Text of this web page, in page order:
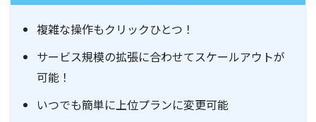
複雑な操作もクリックひとつ！
サービス規模の拡張に合わせてスケールアウトが
可能！
いつでも簡単に上位プランに変更可能